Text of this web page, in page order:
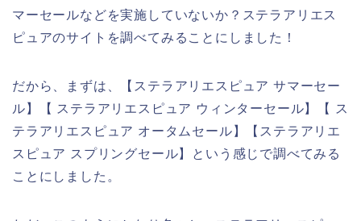
マーセールなどを実施していないか？ステラアリエス
ピュアのサイトを調べてみることにしました！
だから、まずは、【ステラアリエスピュア サマーセー
ル】【 ステラアリエスピュア ウィンターセール】【 ス
テラアリエスピュア オータムセール】【ステラアリエ
スピュア スプリングセール】という感じで調べてみる
ことにしました。